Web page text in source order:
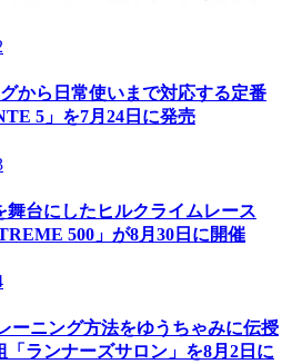
から日常使いまで対応する定番
5」を7月24日に発売
舞台にしたヒルクライムレース
500」が8月30日に開催
ーニング方法をゆうちゃみに伝授
ランナーズサロン」を8月2日に